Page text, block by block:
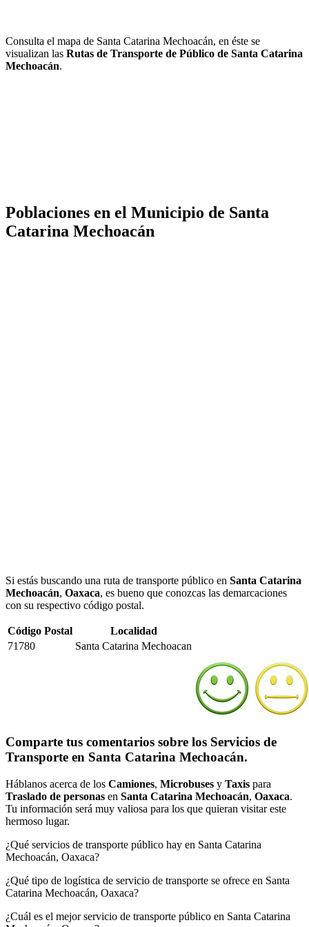
Consulta el mapa de Santa Catarina Mechoacán, en éste se
visualizan las Rutas de Transporte de Público de Santa Catarina
Mechoacán.
Poblaciones en el Municipio de Santa
Catarina Mechoacán
Si estás buscando una ruta de transporte público en Santa Catarina
Mechoacán, Oaxaca, es bueno que conozcas las demarcaciones
con su respectivo código postal.
Código Postal
Localidad
71780
Santa Catarina Mechoacan
Comparte tus comentarios sobre los Servicios de
Transporte en Santa Catarina Mechoacán.
Háblanos acerca de los Camiones, Microbuses y Taxis para
Traslado de personas en Santa Catarina Mechoacán, Oaxaca.
Tu información será muy valiosa para los que quieran visitar este
hermoso lugar.
¿Qué servicios de transporte público hay en Santa Catarina
Mechoacán, Oaxaca?
¿Qué tipo de logística de servicio de transporte se ofrece en Santa
Catarina Mechoacán, Oaxaca?
¿Cuál es el mejor servicio de transporte público en Santa Catarina